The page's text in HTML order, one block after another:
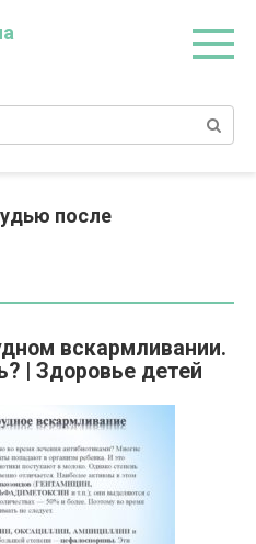
после
вскармливании.
| Здоровье детей